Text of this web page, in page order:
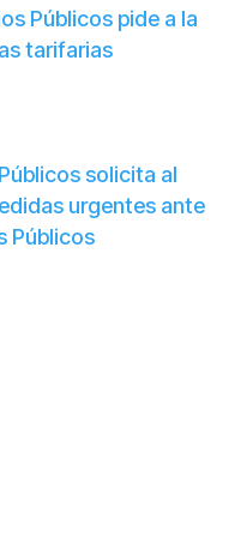
Públicos pide a la
tarifarias
solicita al
urgentes ante
Públicos